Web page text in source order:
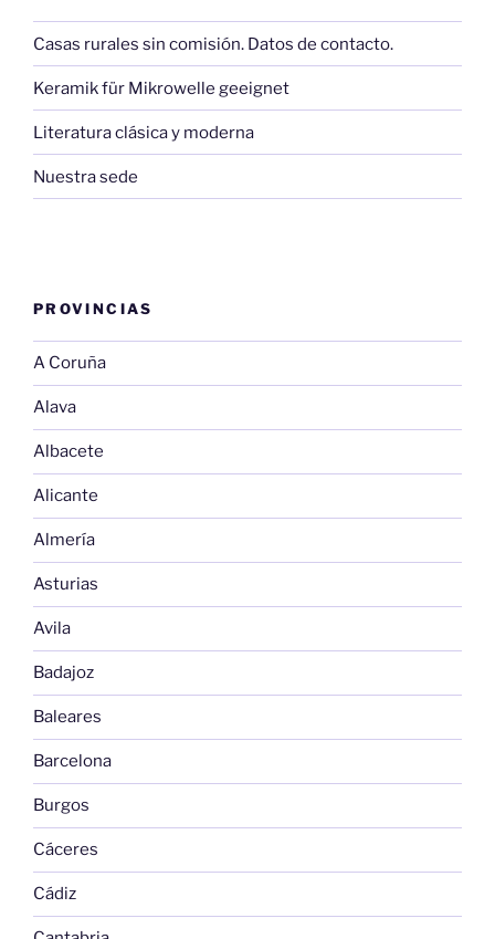
Casas rurales sin comisión. Datos de contacto.
Keramik für Mikrowelle geeignet
Literatura clásica y moderna
Nuestra sede
PROVINCIAS
A Coruña
Alava
Albacete
Alicante
Almería
Asturias
Avila
Badajoz
Baleares
Barcelona
Burgos
Cáceres
Cádiz